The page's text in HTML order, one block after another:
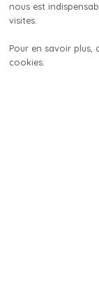
nous est
visites.
Pour en savoir
cookies.